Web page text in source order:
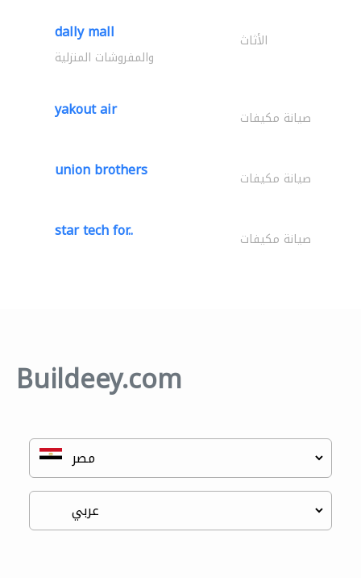
dally mall الأثاث
والمفروشات المنزلية
yakout air صيانة مكيفات
union brothers صيانة مكيفات
star tech for.. صيانة مكيفات
Buildeey.com